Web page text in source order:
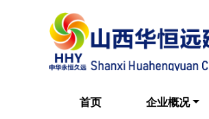
首页 企业概况